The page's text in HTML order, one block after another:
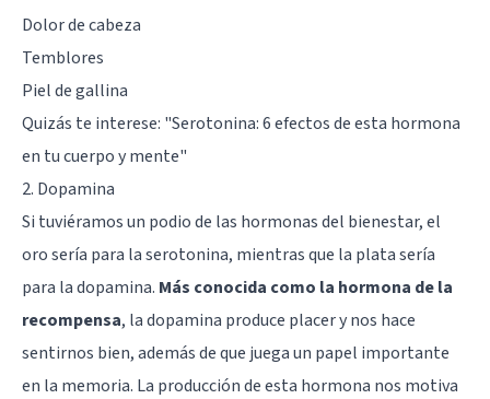
Dolor de cabeza
Temblores
Piel de gallina
Quizás te interese: "Serotonina: 6 efectos de esta hormona
en tu cuerpo y mente"
2. Dopamina
Si tuviéramos un podio de las hormonas del bienestar, el
oro sería para la serotonina, mientras que la plata sería
para la dopamina. Más conocida como la hormona de la
recompensa, la dopamina produce placer y nos hace
sentirnos bien, además de que juega un papel importante
en la memoria. La producción de esta hormona nos motiva